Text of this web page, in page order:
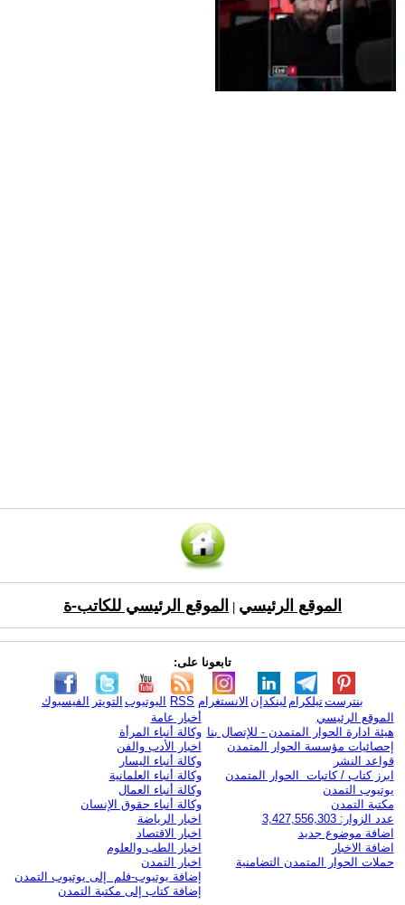
الموقع الرئيسي الموقع الرئيسي للكاتب-ة
تابعونا على:
الفيسبوك التويتر اليوتيوب RSS الانستغرام لينكدإن تيلكرامبنترست
الموقع الرئيسي
هيئة ادارة الحوار المتمدن - للإتصال بنا
إحصائيات مؤسسة الحوار المتمدن
قواعد النشر
ابرز كتاب / كاتبات الحوار المتمدن
يوتيوب التمدن
مكتبة التمدن
عدد الزوار: 3,427,556,303
اضافة موضوع جديد
اضافة الاخبار
حملات الحوار المتمدن التضامنية
أخبار عامة
وكالة أنباء المرأة
اخبار الأدب والفن
وكالة أنباء اليسار
وكالة أنباء العلمانية
وكالة أنباء العمال
وكالة أنباء حقوق الإنسان
اخبار الرياضة
اخبار الاقتصاد
اخبار الطب والعلوم
اخبار التمدن
إضافة يوتيوب-فلم إلى يوتيوب التمدن
إضافة كتاب إلى مكتبة التمدن